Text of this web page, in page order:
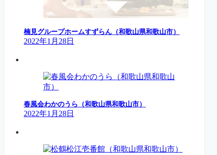
楠見グループホームすずらん（和歌山県和歌山市）
2022年1月28日
春風会わかのうら（和歌山県和歌山市）
2022年1月28日